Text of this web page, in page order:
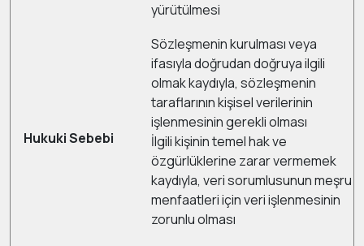
yürütülmesi
Hukuki Sebebi
Sözleşmenin kurulması veya
ifasıyla doğrudan doğruya ilgili
olmak kaydıyla, sözleşmenin
taraflarının kişisel verilerinin
işlenmesinin gerekli olması
İlgili kişinin temel hak ve
özgürlüklerine zarar vermemek
kaydıyla, veri sorumlusunun meşru
menfaatleri için veri işlenmesinin
zorunlu olması